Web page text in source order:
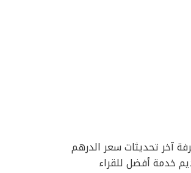
آخر تحديثات سعر الدرهم
خدمة أفضل للقراء